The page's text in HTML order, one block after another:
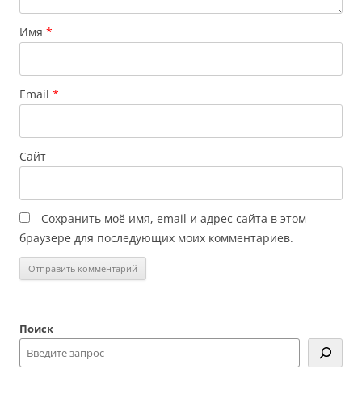
Имя *
Email *
Сайт
Сохранить моё имя, email и адрес сайта в этом
браузере для последующих моих комментариев.
Поиск